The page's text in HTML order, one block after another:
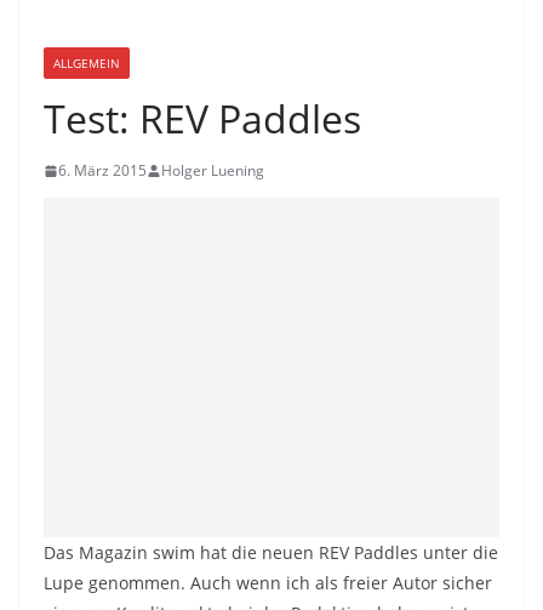
ALLGEMEIN
Test: REV Paddles
6. März 2015 Holger Luening
Das Magazin swim hat die neuen REV Paddles unter die
Lupe genommen. Auch wenn ich als freier Autor sicher